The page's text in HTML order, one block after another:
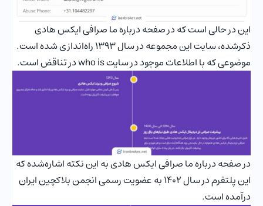
این در حالی است که در صفحه درباره ما صرافی ایکس هادی
ذکرشده، سایت این مجموعه در سال 1393 راه‌اندازی شده است.
موضوعی که با اطلاعات موجود در سایت who is در تناقض است.
در صفحه درباره ما صرافی ایکس هادی به این نکته اشاره‌شده که
این پلتفرم در سال 1402 به عضویت رسمی انجمن بلاکچین ایران
درآمده است.